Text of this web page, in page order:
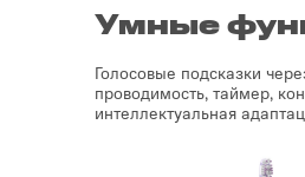
Умные
Голосовые подсказки
проводимость, таймер,
интеллектуальная